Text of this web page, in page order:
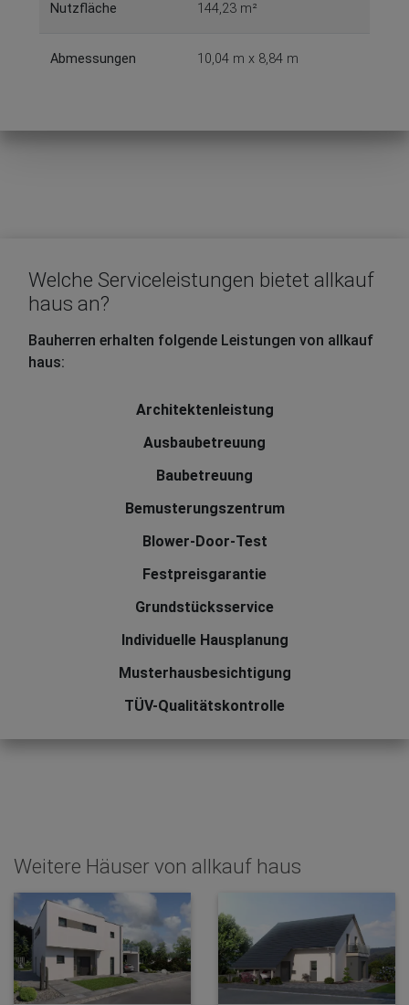
Nutzfläche 144,23 m²
Abmessungen 10,04 m x 8,84 m
Welche Serviceleistungen bietet allkauf
haus an?
Bauherren erhalten folgende Leistungen von allkauf
haus:
Architektenleistung
Ausbaubetreuung
Baubetreuung
Bemusterungszentrum
Blower-Door-Test
Festpreisgarantie
Grundstücksservice
Individuelle Hausplanung
Musterhausbesichtigung
TÜV-Qualitätskontrolle
Weitere Häuser von allkauf haus